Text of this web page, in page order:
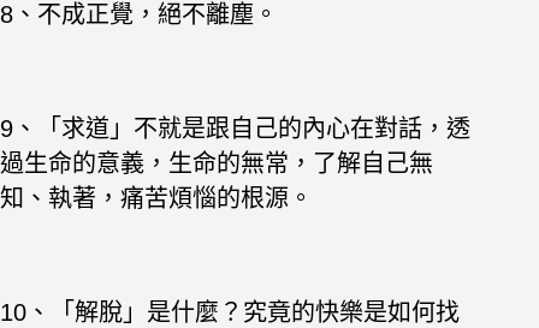
8、不成正覺，絕不離塵。
9、「求道」不就是跟自己的內心在對話，透
過生命的意義，生命的無常，了解自己無
知、執著，痛苦煩惱的根源。
10、「解脫」是什麼？究竟的快樂是如何找